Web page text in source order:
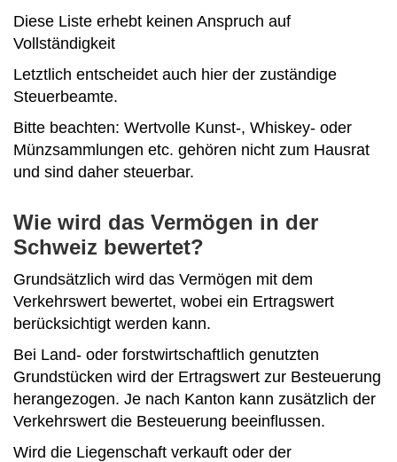
Diese Liste erhebt keinen Anspruch auf
Vollständigkeit
Letztlich entscheidet auch hier der zuständige
Steuerbeamte.
Bitte beachten: Wertvolle Kunst-, Whiskey- oder
Münzsammlungen etc. gehören nicht zum Hausrat
und sind daher steuerbar.
Wie wird das Vermögen in der
Schweiz bewertet?
Grundsätzlich wird das Vermögen mit dem
Verkehrswert bewertet, wobei ein Ertragswert
berücksichtigt werden kann.
Bei Land- oder forstwirtschaftlich genutzten
Grundstücken wird der Ertragswert zur Besteuerung
herangezogen. Je nach Kanton kann zusätzlich der
Verkehrswert die Besteuerung beeinflussen.
Wird die Liegenschaft verkauft oder der